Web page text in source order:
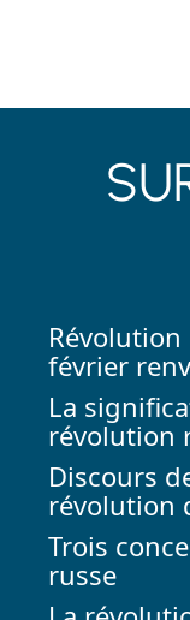
février
La
révolution
Discours
révolution
Trois
russe